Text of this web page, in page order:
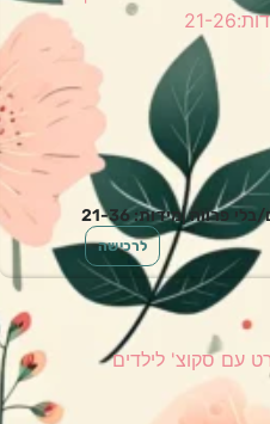
פרווה |מידות: 21-36
לרכישה